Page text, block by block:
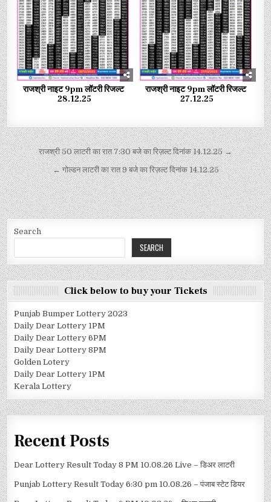
राजश्री नाइट 9pm लॉटरी रिजल्ट
28.12.25
राजश्री नाइट 9pm लॉटरी रिजल्ट
27.12.25
राजश्री 50 लाटरी का रात 7:30 बजे का रिज़ल्ट दिनांक 14.12.25 →
← गोल्डन लाटरी का रात 9 बजे का रिज़ल्ट दिनांक 14.12.25
Search
SEARCH
Click below to buy your Tickets
Punjab Bumper Lottery 2023
Daily Dear Lottery 1PM
Daily Dear Lottery 6PM
Daily Dear Lottery 8PM
Golden Lotery
Daily Dear Lottery 1PM
Kerala Lottery
Recent Posts
Dear Lottery Result Today 8 PM 10.08.26 Live – डिअर लाटरी
Punjab Lottery Result Today 6:30 pm 10.08.26 – पंजाब स्टेट डियर